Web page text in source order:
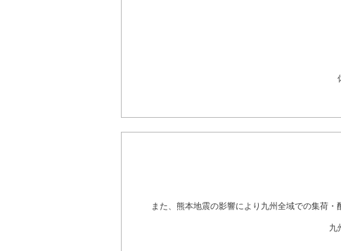
また、熊本地震の影響により九州全域での集荷
九